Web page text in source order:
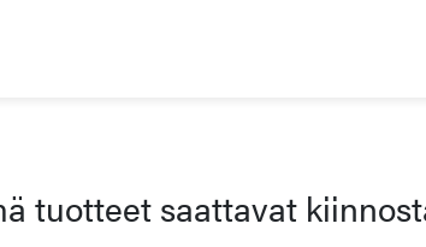
tuotteet saattavat